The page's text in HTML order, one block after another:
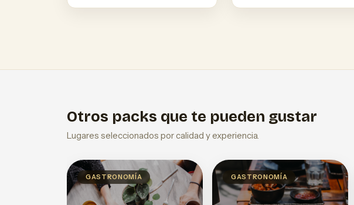
Otros packs que te pueden gustar
Lugares seleccionados por calidad y experiencia.
GASTRONOMÍA GASTRONOMÍA